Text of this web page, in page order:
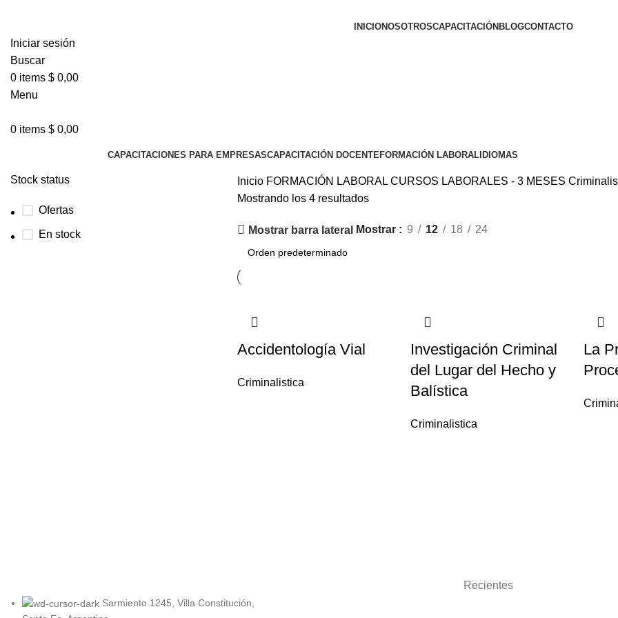
INICIONOSOTROSCAPACITACIÓN BLOGCONTACTO
Iniciar sesión
Buscar
0 items $ 0,00
Menu
0 items $ 0,00
CAPACITACIONES PARA EMPRESASCAPACITACIÓN DOCENTEFORMACIÓN LABORAL IDIOMAS
Stock status
Ofertas
En stock
Inicio FORMACIÓN LABORAL CURSOS LABORALES - 3 MESES
Mostrando los 4 resultados
Mostrar barra lateral Mostrar 9 12 18 24
Accidentología Vial
Criminalistica
Investigación Criminal
del Lugar del Hecho y
Balística
Criminalistica
La
Sarmiento 1245, Villa Constitución,
Recientes